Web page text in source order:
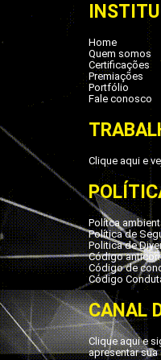
Home
Quem somos
Certificações
Premiações
Portfólio
Fale conosco
Clique aqui e
Polítca
Política de
Politica de
Código
Código de
Código
CANAL
Clique aqui e
apresentar sua